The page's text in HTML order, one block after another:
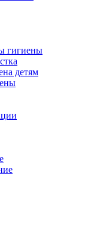
гигиены
детям